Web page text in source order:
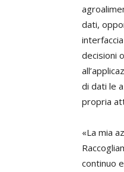
dati,
decisioni
di dati le
propria
«La mia
continuo